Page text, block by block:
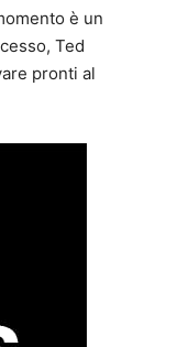
è un
Ted
pronti al